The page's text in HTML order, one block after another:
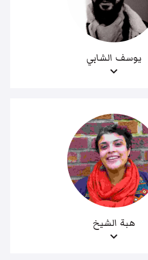
يوسف الشابي
هبة الشيخ